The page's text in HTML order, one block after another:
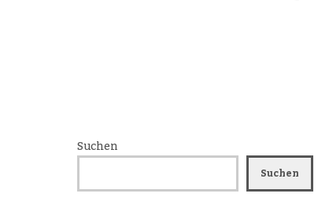
Suchen
Suchen